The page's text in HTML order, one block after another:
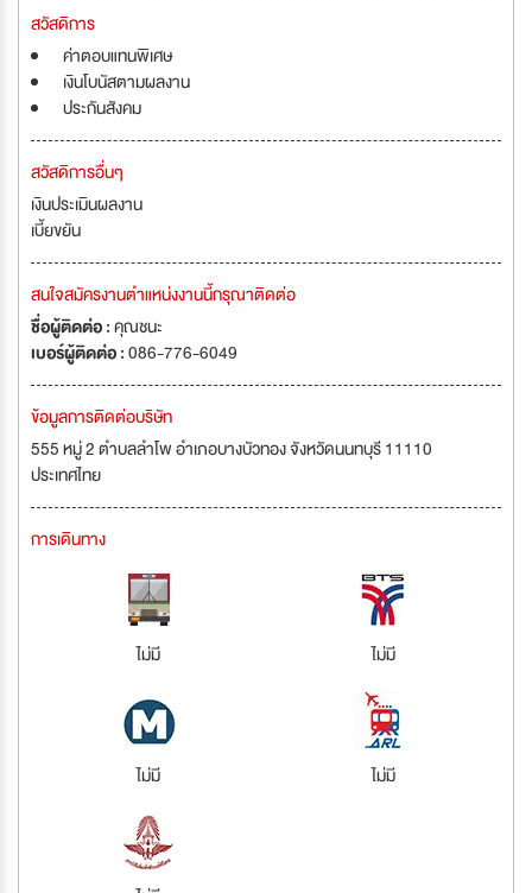
สวัสดิการ
ค่าตอบแทนพิเศษ
เงินโบนัสตามผลงาน
ประกันสังคม
สวัสดิการอื่นๆ
เงินประเมินผลงาน
เบี้ยขยัน
สนใจสมัครงานตำแหน่งงานนี้กรุณาติดต่อ
ชื่อผู้ติดต่อ :คุณชนะ
เบอร์ผู้ติดต่อ :086-776-6049
ข้อมูลการติดต่อบริษัท
555 หมู่ 2 ตำบลลำโพ อำเภอบางบัวทอง จังหวัดนนทบุรี 11110
ประเทศไทย
การเดินทาง
ไม่มี ไม่มี
ไม่มี ไม่มี